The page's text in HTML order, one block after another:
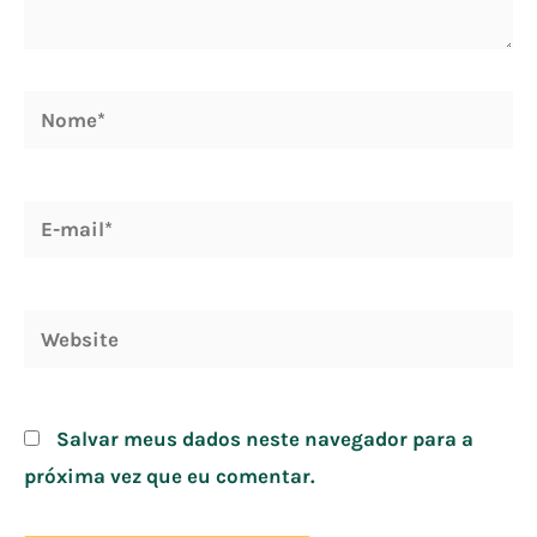
Nome*
Website
Salvar meus dados neste navegador para a
próxima vez que eu comentar.